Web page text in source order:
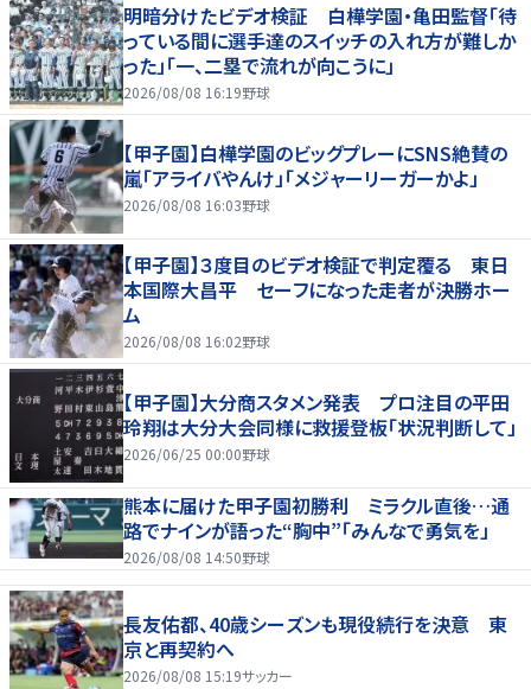
明暗分けたビデオ検証 白樺学園・亀田監督「待
っている間に選手達のスイッチの入れ方が難しか
った」「一、二塁で流れが向こうに」
2026/08/08 16:19野球
【甲子園】白樺学園のビッグプレーにSNS絶賛の
嵐「アライバやんけ」「メジャーリーガーかよ」
2026/08/08 16:03野球
【甲子園】３度目のビデオ検証で判定覆る 東日
本国際大昌平 セーフになった走者が決勝ホー
ム
2026/08/08 16:02野球
【甲子園】大分商スタメン発表 プロ注目の平田
玲翔は大分大会同様に救援登板「状況判断して」
2026/06/25 00:00野球
熊本に届けた甲子園初勝利 ミラクル直後…通
路でナインが語った“胸中”「みんなで勇気を」
2026/08/08 14:50野球
長友佑都、40歳シーズンも現役続行を決意 東
京と再契約へ
2026/08/08 15:19サッカー